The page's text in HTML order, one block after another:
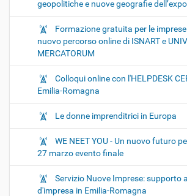
geopolitiche e nuove geografie
Formazione gratuita per le
nuovo percorso online di ISNART e
MERCATORUM
Colloqui online con l'HELPDESK
Emilia-Romagna
Le donne imprenditrici in Europa
WE NEET YOU - Un nuovo futuro
27 marzo evento finale
Servizio Nuove Imprese: supporto
d'impresa in Emilia-Romagna